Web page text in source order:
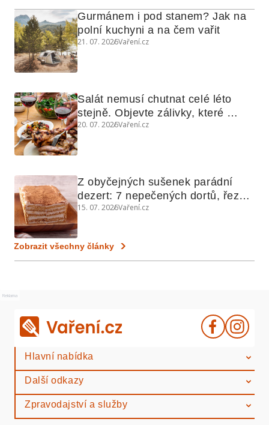
Gurmánem i pod stanem? Jak na
polní kuchyni a na čem vařit
21. 07. 2026Vaření.cz
Salát nemusí chutnat celé léto
stejně. Objevte zálivky, které
využijete i na maso, nudle nebo
20. 07. 2026Vaření.cz
Z obyčejných sušenek parádní
dezert: 7 nepečených dortů, řezů
a koláčů
15. 07. 2026Vaření.cz
Zobrazit všechny články
Reklama
Hlavní nabídka
Další odkazy
Zpravodajství a služby